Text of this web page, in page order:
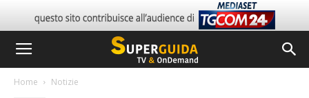
Home Notizie